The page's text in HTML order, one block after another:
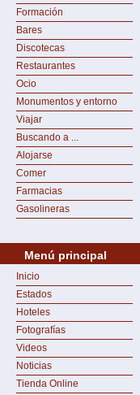
Formación
Bares
Discotecas
Restaurantes
Ocio
Monumentos y entorno
Viajar
Buscando a ...
Alojarse
Comer
Farmacias
Gasolineras
Menú principal
Inicio
Estados
Hoteles
Fotografías
Videos
Noticias
Tienda Online